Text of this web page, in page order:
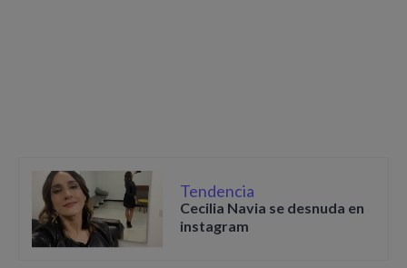
Tendencia
Cecilia Navia se desnuda en
instagram